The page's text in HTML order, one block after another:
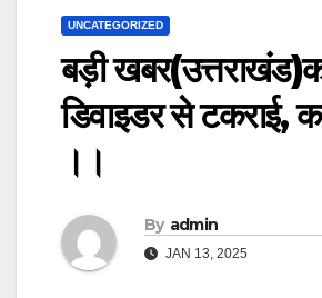
UNCATEGORIZED
बड़ी
डिवाइडर से टकराई,
।।
By admin
JAN 13, 2025